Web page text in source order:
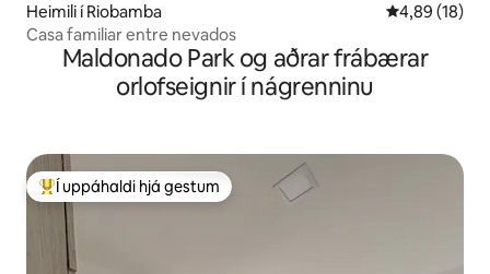
Heimili í Riobamba 4,89 af 5 í
4,89 (18)
Casa familiar entre nevados
Maldonado Park og aðrar frábærar
orlofseignir í nágrenninu
Í mestu uppáhaldi hjá gestum
Í uppáhaldi hjá gestum